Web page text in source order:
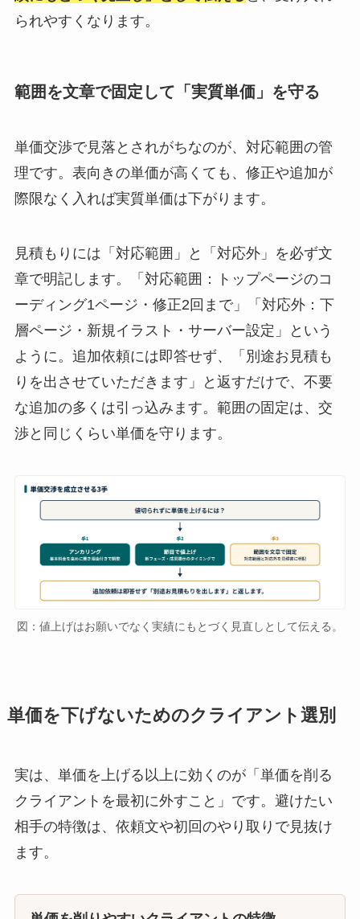
られやすくなります。
範囲を文章で固定して「実質単価」を守る
単価交渉で見落とされがちなのが、対応範囲の管
理です。表向きの単価が高くても、修正や追加が
際限なく入れば実質単価は下がります。
見積もりには「対応範囲」と「対応外」を必ず文
章で明記します。「対応範囲：トップページのコ
ーディング1ページ・修正2回まで」「対応外：下
層ページ・新規イラスト・サーバー設定」という
ように。追加依頼には即答せず、「別途お見積も
りを出させていただきます」と返すだけで、不要
な追加の多くは引っ込みます。範囲の固定は、交
渉と同じくらい単価を守ります。
図：値上げはお願いでなく実績にもとづく見直しとして伝える。
単価を下げないためのクライアント選別
実は、単価を上げる以上に効くのが「単価を削る
クライアントを最初に外すこと」です。避けたい
相手の特徴は、依頼文や初回のやり取りで見抜け
ます。